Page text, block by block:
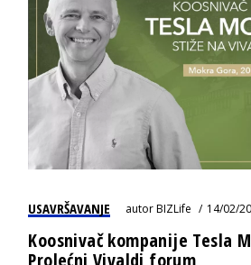
USAVRŠAVANJE autorBIZLife 14/02/
Koosnivač kompanije Tesla
Prolećni Vivaldi forum